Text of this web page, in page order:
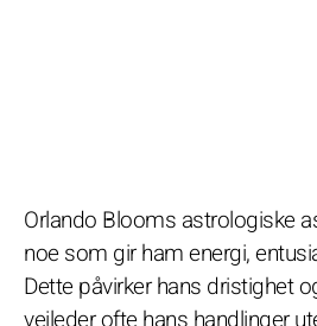
Orlando Blooms astrologiske
noe som gir ham energi,
Dette påvirker hans dristighet